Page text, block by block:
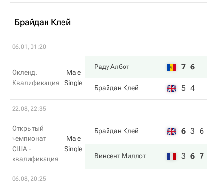
Брайдан Клей
06.01, 01:20
Окленд.
Квалификация
Male
Single
Раду Албот 7 6
Брайдан Клей 5 4
22.08, 22:35
Открытый
чемпионат
США -
квалификация
Male
Single
Брайдан Клей 6 3 6
Винсент Миллот 3 6 7
06.08, 20:25